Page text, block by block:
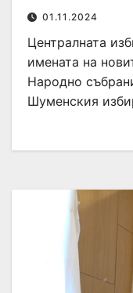
01.11.2024
Централната
имената на
Народно
Шуменския